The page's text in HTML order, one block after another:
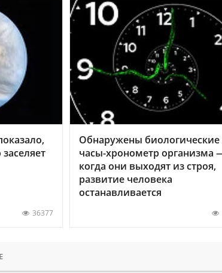
36377
Обнаружены биологические
часы-хронометр организма
когда они выходят из строя,
развитие человека
останавливается